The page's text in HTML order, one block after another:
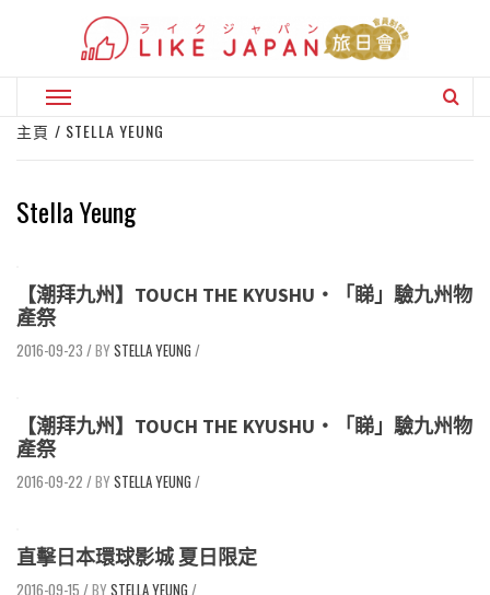
Primary
Menu
主頁 STELLA YEUNG
Stella Yeung
【潮拜九州】TOUCH THE KYUSHU‧「睇」驗九州物
產祭
2016-09-23 / STELLA YEUNG /
【潮拜九州】TOUCH THE KYUSHU‧「睇」驗九州物
產祭
2016-09-22 / STELLA YEUNG /
直擊日本環球影城 夏日限定
2016-09-15 / STELLA YEUNG /